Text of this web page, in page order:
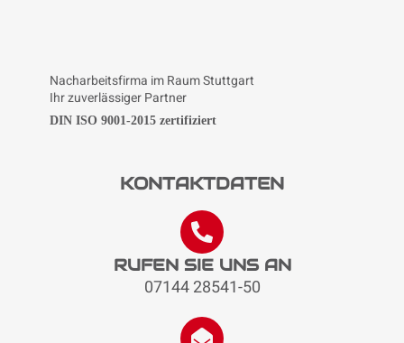
Nacharbeitsfirma im Raum Stuttgart
Ihr zuverlässiger Partner
DIN ISO 9001-2015 zertifiziert
KONTAKTDATEN
RUFEN SIE UNS AN
07144 28541-50